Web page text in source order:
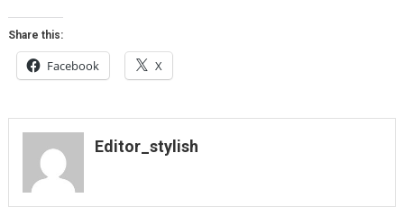
Share this:
Facebook X
Editor_stylish